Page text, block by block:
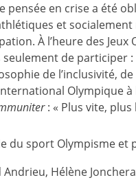
en crise a été
et
À l’heure des
seulement de participer
de l’inclusivité,
Olympique
: « Plus vite,
du sport Olympisme et
Hélène